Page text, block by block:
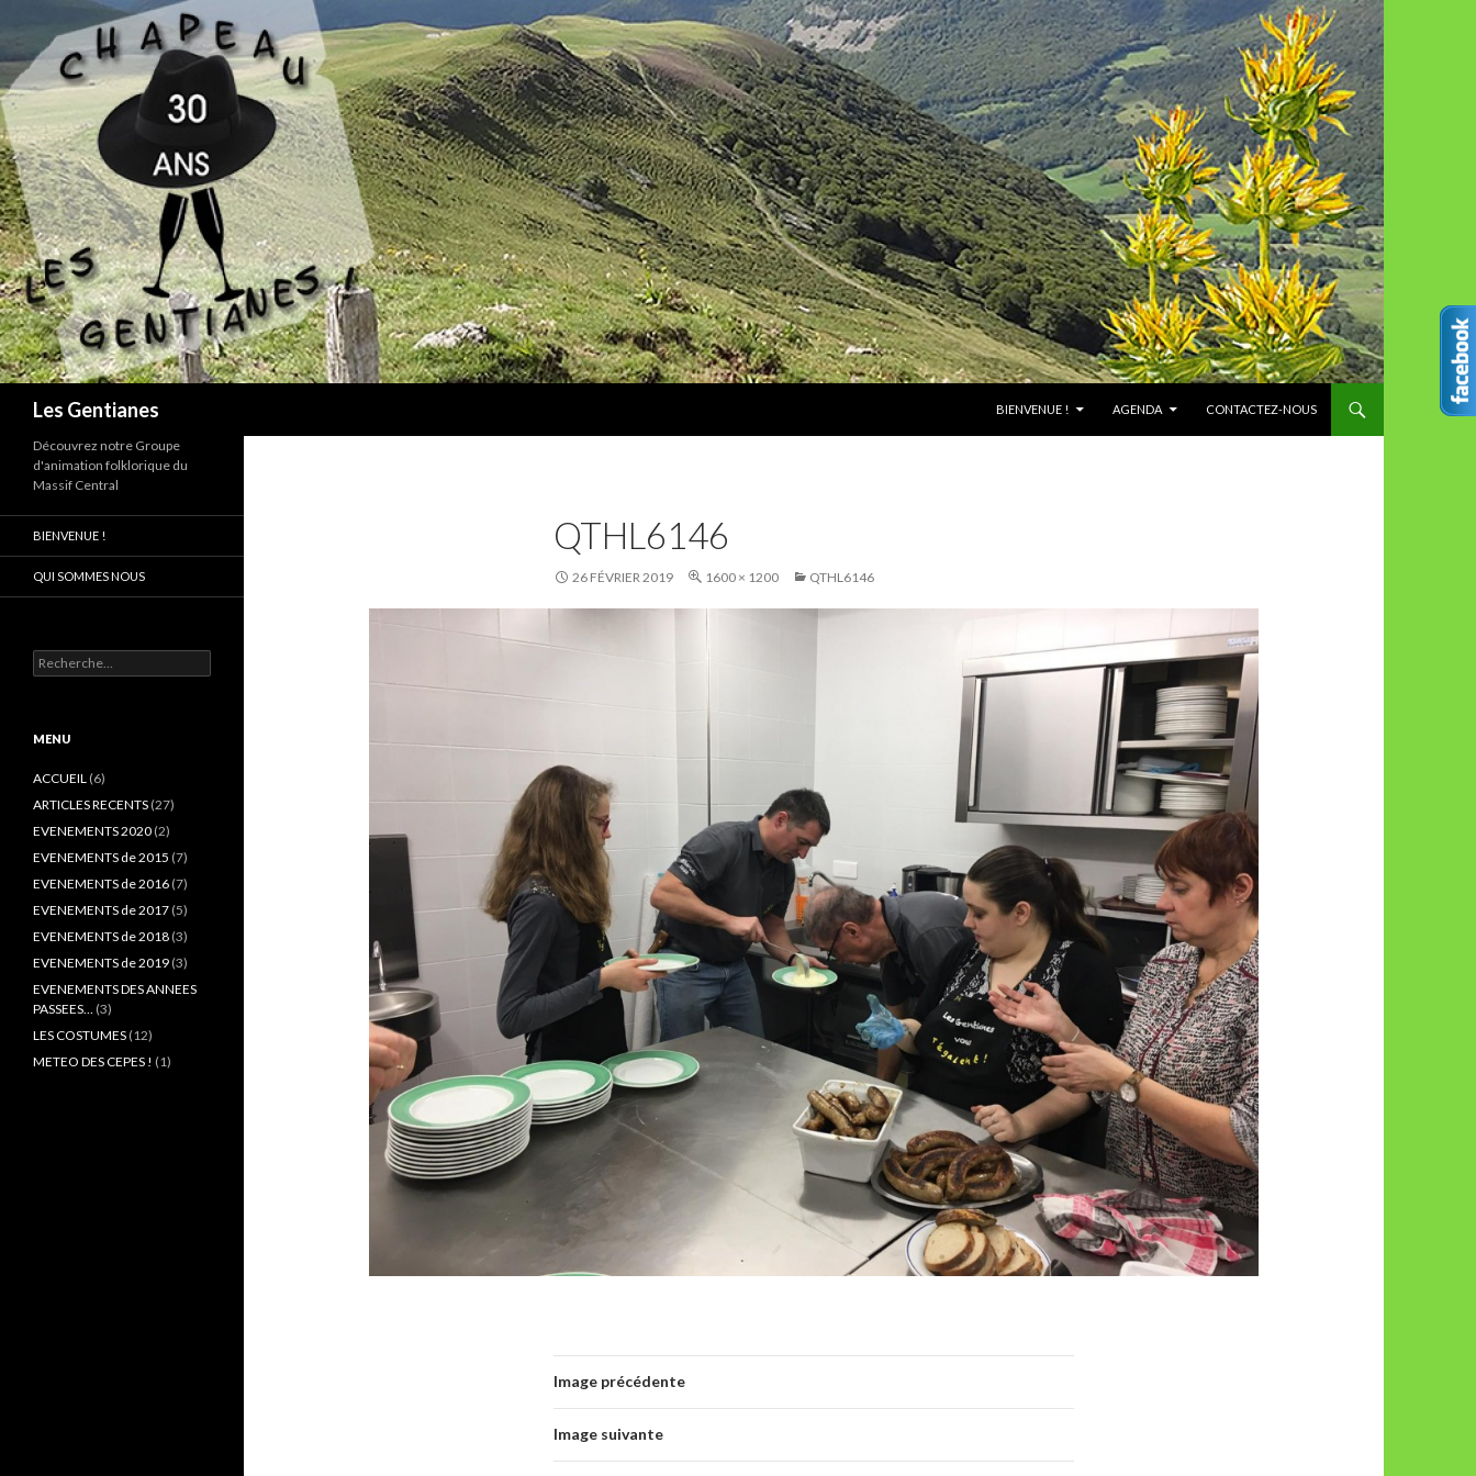
Les Gentianes
BIENVENUE !
AGENDA CONTACTEZ-NOUS
QTHL6146
26 FÉVRIER 2019 1600 × 1200 QTHL6146
Image précédente
Image suivante
Découvrez notre Groupe
d'animation folklorique du
Massif Central
BIENVENUE !
QUI SOMMES NOUS
R
e
e
c
h
r
:
MENU
ACCUEIL (6)
ARTICLES RECENTS (27)
EVENEMENTS 2020 (2)
EVENEMENTS de 2015 (7)
EVENEMENTS de 2016 (7)
EVENEMENTS de 2017 (5)
EVENEMENTS de 2018 (3)
EVENEMENTS de 2019 (3)
EVENEMENTS DES ANNEES
PASSEES… (3)
LES COSTUMES (12)
METEO DES CEPES ! (1)